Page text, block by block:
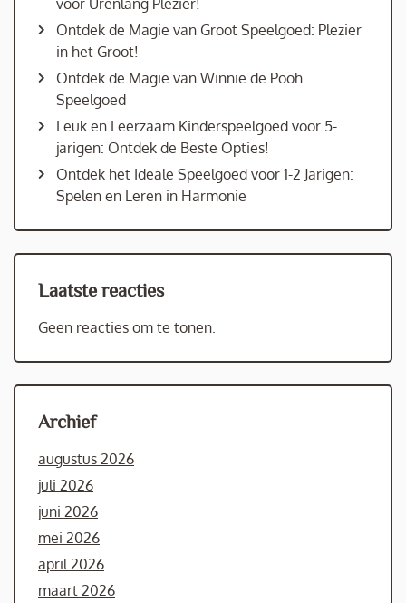
voor Urenlang Plezier!
Ontdek de Magie van Groot Speelgoed: Plezier
in het Groot!
Ontdek de Magie van Winnie de Pooh
Speelgoed
Leuk en Leerzaam Kinderspeelgoed voor 5-
jarigen: Ontdek de Beste Opties!
Ontdek het Ideale Speelgoed voor 1-2 Jarigen:
Spelen en Leren in Harmonie
Laatste reacties
Geen reacties om te tonen.
Archief
augustus 2026
juli 2026
juni 2026
mei 2026
april 2026
maart 2026